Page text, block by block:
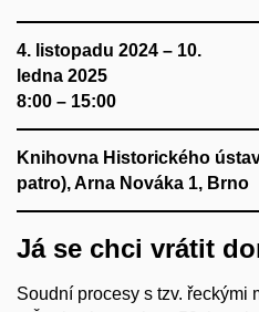
4. listopadu 2024 – 10.
ledna 2025
8:00 – 15:00
Knihovna Historického
patro), Arna Nováka 1, Brno
Já se chci vrátit
Soudní procesy s tzv. řeckými